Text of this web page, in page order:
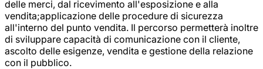
delle merci, dal ricevimento all'esposizione e alla
vendita;applicazione delle procedure di sicurezza
all'interno del punto vendita. Il percorso permetterà inoltre
di sviluppare capacità di comunicazione con il cliente,
ascolto delle esigenze, vendita e gestione della relazione
con il pubblico.